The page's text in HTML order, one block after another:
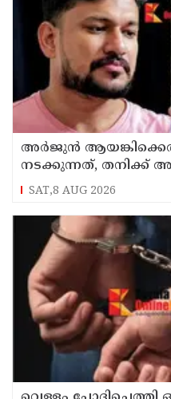
അർജുൻ
നടക്കുന്നത്, തനിക്ക്
സ്നേഹം തോന്നുന്നു ;
സനൽകുമാർ ശശിധരൻ
SAT,8 AUG 2026